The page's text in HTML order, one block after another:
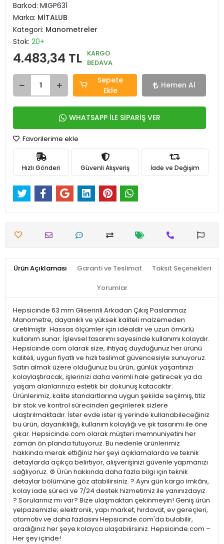
Barkod: MIGP631
Marka: MİTALUB
Kategori: Manometreler
Stok: 20+
4.483,34 TL KARGO
BEDAVA
Sepete
Ekle
Hemen Al
WHATSAPP İLE SİPARİŞ VER
Favorilerime ekle
Hızlı Gönderi Güvenli Alışveriş İade ve Değişim
Ürün Açıklaması Garanti ve Teslimat Taksit Seçenekleri
Yorumlar
Hepsicinde 63 mm Gliserinli Arkadan Çıkış Paslanmaz
Manometre, dayanıklı ve yüksek kaliteli malzemeden
üretilmiştir. Hassas ölçümler için idealdir ve uzun ömürlü
kullanım sunar. İşlevsel tasarımı sayesinde kullanımı kolaydır.
Hepsicinde.com olarak size, ihtiyaç duyduğunuz her ürünü
kaliteli, uygun fiyatlı ve hızlı teslimat güvencesiyle sunuyoruz.
Satın almak üzere olduğunuz bu ürün, günlük yaşantınızı
kolaylaştıracak, işlerinizi daha verimli hale getirecek ya da
yaşam alanlarınıza estetik bir dokunuş katacaktır.
Ürünlerimiz, kalite standartlarına uygun şekilde seçilmiş, titiz
bir stok ve kontrol sürecinden geçirilerek sizlere
ulaştırılmaktadır. İster evde ister iş yerinde kullanabileceğiniz
bu ürün, dayanıklılığı, kullanım kolaylığı ve şık tasarımı ile öne
çıkar. Hepsicinde.com olarak müşteri memnuniyetini her
zaman ön planda tutuyoruz. Bu nedenle ürünlerimiz
hakkında merak ettiğiniz her şeyi açıklamalarda ve teknik
detaylarda açıkça belirtiyor, alışverişinizi güvenle yapmanızı
sağlıyoruz. ⚙️ Ürün hakkında daha fazla bilgi için teknik
detaylar bölümüne göz atabilirsiniz. ? Aynı gün kargo imkânı,
kolay iade süreci ve 7/24 destek hizmetimiz ile yanınızdayız.
? Sorularınız mı var? Bize ulaşmaktan çekinmeyin! Geniş ürün
yelpazemizle; elektronik, yapı market, hırdavat, ev gereçleri,
otomotiv ve daha fazlasını Hepsicinde.com'da bulabilir,
aradığınız her şeye kolayca ulaşabilirsiniz. Hepsicinde.com –
Her şey içinde!